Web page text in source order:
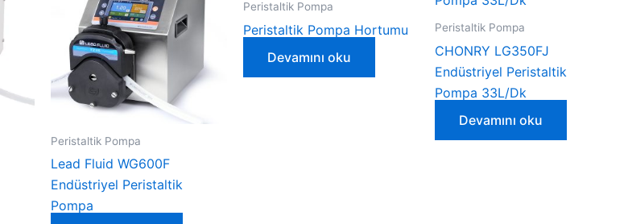
Peristaltik Pompa
Lead Fluid WG600F
Endüstriyel Peristaltik
Pompa
Peristaltik Pompa
Peristaltik Pompa Hortumu
Devamını oku
Peristaltik Pompa
CHONRY LG350FJ
Endüstriyel Peristaltik
Pompa 33L/Dk
Devamını oku